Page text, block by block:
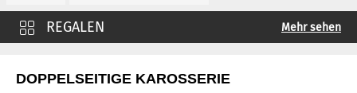
MARKEN
Autoglanz und Politur
Mehr sehen
DOPPELSEITIGE KAROSSERIE